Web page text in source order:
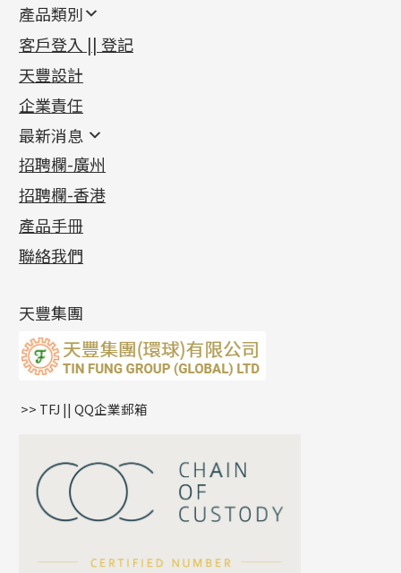
產品類別
新產品
足金系列
足金配件
機織鏈系列
珠仔鏈
镶口链
管狀網鏈
十字車花鏈系列
十字閃O鏈系列
十字錘打鏈系列
側身車花鏈系列
側身鏈系列
雙十字鏈系列
水波鏈系列
蛇骨鏈系列
鏈尾系列
嘴唇鏈系列
S車花鏈系列
珍珠鏈系列
坦克鏈系列
滿天星鏈系列
首飾配件
耳環類配件
卷迫系列
螺絲迫系列
梅花迫系列
平臺迫系列
綫拍系列
美拍系列
耳環扣系列
耳綫/耳鈎系列
耳環爪頭
耳環
鏈類配件
動感車花吊墜
調節珠系列
生圈扣系列
龍蝦扣系列
鴨俐制系列
字母吊墜
相盒吊墜
項鏈吊墜
生肖吊墜
星座吊墜
珠扣
其他類配件
珠盤系列
袖口鈕系列
焊片及鐳射綫
空心車花管
珠類配件
無孔光身珠
空心光身珠
無孔批花珠
鑲口類
四爪頭系列
六爪頭系列
車花片
動感車花片
鑲口戒指
鑲口手鏈系列
首飾系列
手镯系列
戒指系列
空心耳環
空心车花管首饰链
空心手鐲系列
貴金屬原料
千足金
記憶金屬系列
記憶戒指
拉簧珠珠手鏈
記憶鈦手鐲
客戶登入 || 登記
天豐設計
企業責任
最新消息
最新消息
各項證書(2)
相片集(9)
展覽會資訊
最新產品資訊
招聘欄-廣州
招聘欄-香港
產品手冊
聯絡我們
天豐集團
>> TFJ || QQ企業郵箱